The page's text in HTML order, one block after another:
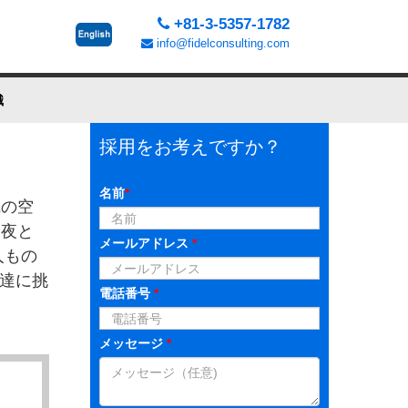
+81-3-5357-1782
info@fidelconsulting.com
空
と
もの
に挑
採用をお考えですか？
名前*
メールアドレス *
電話番号 *
メッセージ *